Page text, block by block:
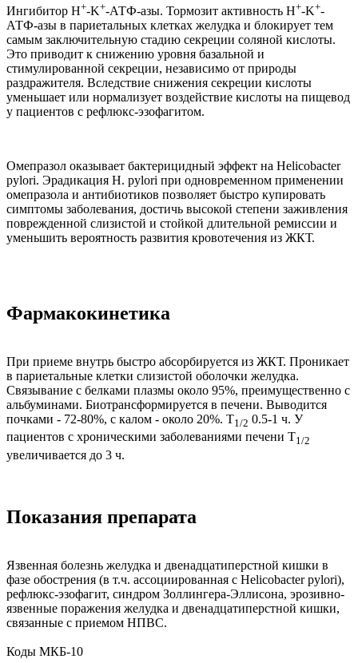
Ингибитор H+-K+-АТФ-азы. Тормозит активность H+-K+-
АТФ-азы в париетальных клетках желудка и блокирует тем
самым заключительную стадию секреции соляной кислоты.
Это приводит к снижению уровня базальной и
стимулированной секреции, независимо от природы
раздражителя. Вследствие снижения секреции кислоты
уменьшает или нормализует воздействие кислоты на пищевод
у пациентов с рефлюкс-эзофагитом.
Омепразол оказывает бактерицидный эффект на Helicobacter
pylori. Эрадикация H. pylori при одновременном применении
омепразола и антибиотиков позволяет быстро купировать
симптомы заболевания, достичь высокой степени заживления
поврежденной слизистой и стойкой длительной ремиссии и
уменьшить вероятность развития кровотечения из ЖКТ.
Фармакокинетика
При приеме внутрь быстро абсорбируется из ЖКТ. Проникает
в париетальные клетки слизистой оболочки желудка.
Связывание с белками плазмы около 95%, преимущественно с
альбуминами. Биотрансформируется в печени. Выводится
почками - 72-80%, с калом - около 20%. T1/2 0.5-1 ч. У
пациентов с хроническими заболеваниями печени T1/2
увеличивается до 3 ч.
Показания препарата
Язвенная болезнь желудка и двенадцатиперстной кишки в
фазе обострения (в т.ч. ассоциированная с Helicobacter pylori),
рефлюкс-эзофагит, синдром Золлингера-Эллисона, эрозивно-
язвенные поражения желудка и двенадцатиперстной кишки,
связанные с приемом НПВС.
Коды МКБ-10